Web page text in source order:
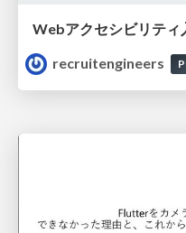
Webアクセシビリティ
recruitengineers